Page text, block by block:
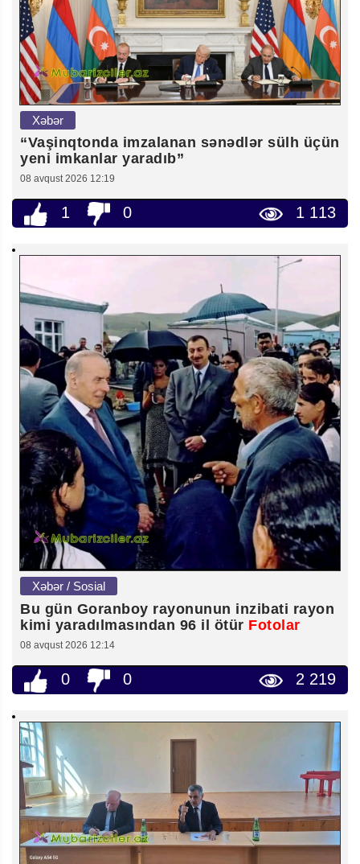
Xəbər
“Vaşinqtonda imzalanan sənədlər sülh üçün
yeni imkanlar yaradıb”
08 avqust 2026 12:19
1 0 1 113
Xəbər / Sosial
Bu gün Goranboy rayonunun inzibati rayon
kimi yaradılmasından 96 il ötür Fotolar
08 avqust 2026 12:14
0 0 2 219